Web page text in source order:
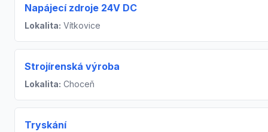
Napájecí zdroje 24V DC
Lokalita: Vítkovice
Strojírenská výroba
Lokalita: Choceň
Tryskání